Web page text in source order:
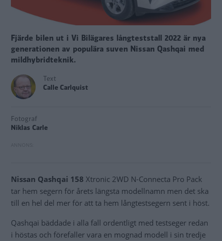
Fjärde bilen ut i Vi Bilägares långteststall 2022 är nya
generationen av populära suven Nissan Qashqai med
mildhybridteknik.
Text
Calle Carlquist
Fotograf
Niklas Carle
Nissan Qashqai 158 Xtronic 2WD N-Connecta Pro Pack
tar hem segern för årets längsta modellnamn men det ska
till en hel del mer för att ta hem långtestsegern sent i höst.
Qashqai bäddade i alla fall ordentligt med testseger redan
i höstas och förefaller vara en mognad modell i sin tredje